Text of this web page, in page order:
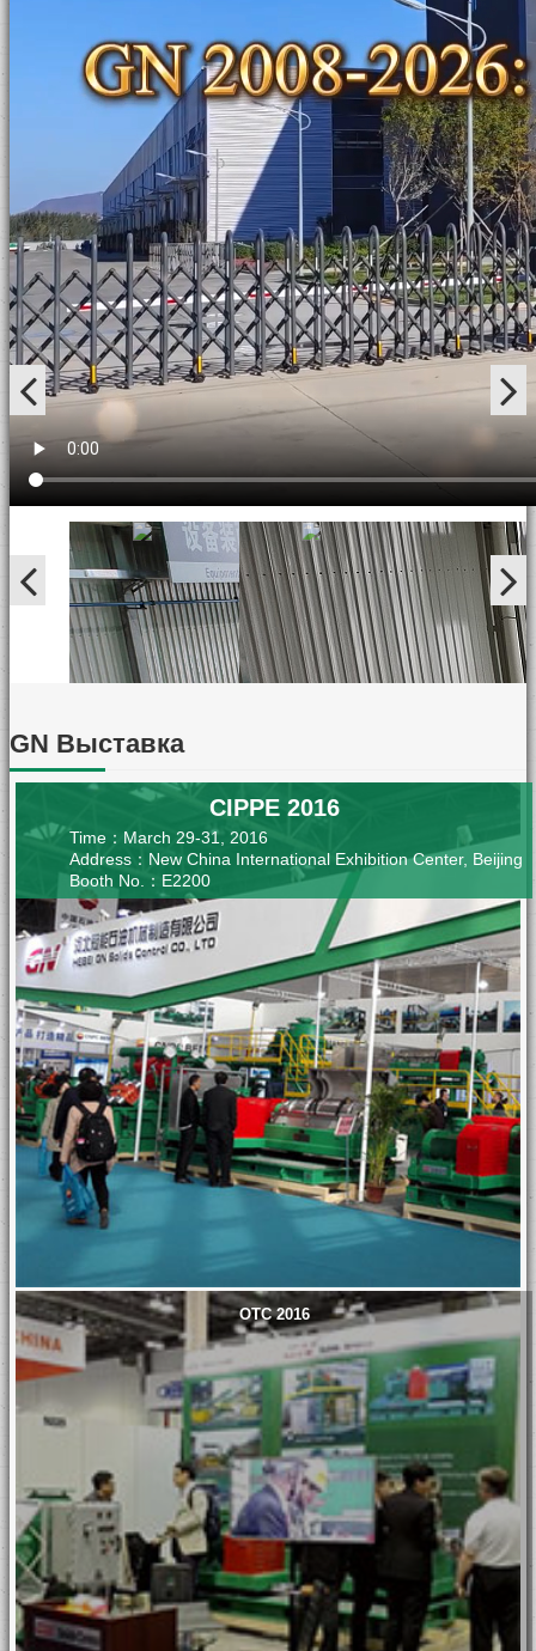
Offshore Drilling
Solids Control
Customized for
Harsh Offshore
Operations in
Northern Europe
GNTBM-720B
Tunneling slurry
separation system
successfully
applied in South
Korea
GN Выставка
CIPPE 2016
Time：March 29-31, 2016
Address：New China International Exhibition Center, Beijing
Booth No.：E2200
OTC 2016